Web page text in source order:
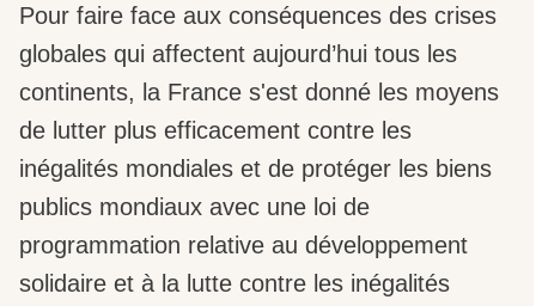
Pour faire face aux conséquences des crises
globales qui affectent aujourd’hui tous les
continents, la France s'est donné les moyens
de lutter plus efficacement contre les
inégalités mondiales et de protéger les biens
publics mondiaux avec une loi de
programmation relative au développement
solidaire et à la lutte contre les inégalités